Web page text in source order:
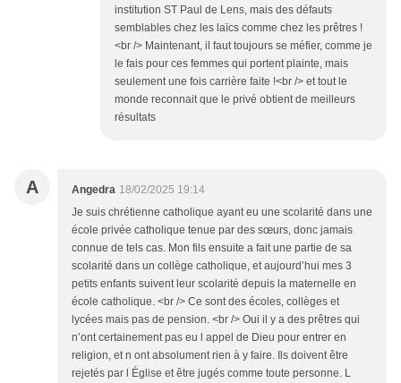
institution ST Paul de Lens, mais des défauts
semblables chez les laïcs comme chez les prêtres !
<br /> Maintenant, il faut toujours se méfier, comme je
le fais pour ces femmes qui portent plainte, mais
seulement une fois carrière faite !<br /> et tout le
monde reconnait que le privé obtient de meilleurs
résultats
A Angedra 18/02/2025 19:14
Je suis chrétienne catholique ayant eu une scolarité dans une
école privée catholique tenue par des sœurs, donc jamais
connue de tels cas. Mon fils ensuite a fait une partie de sa
scolarité dans un collège catholique, et aujourd’hui mes 3
petits enfants suivent leur scolarité depuis la maternelle en
école catholique. <br /> Ce sont des écoles, collèges et
lycées mais pas de pension. <br /> Oui il y a des prêtres qui
n’ont certainement pas eu l appel de Dieu pour entrer en
religion, et n ont absolument rien à y faire. Ils doivent être
rejetés par l Église et être jugés comme toute personne. L